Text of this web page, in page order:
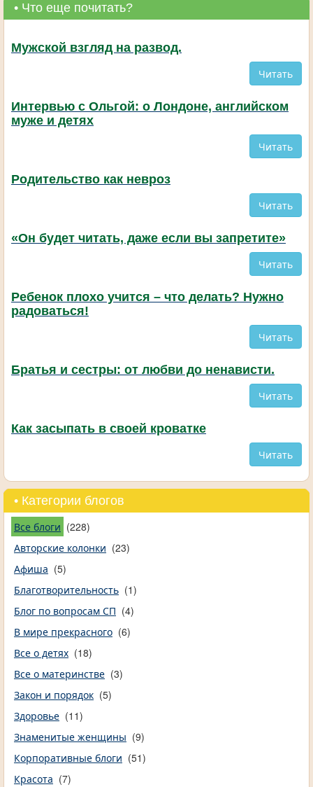
• Что еще почитать?
Мужской взгляд на развод.
Читать
Интервью с Ольгой: о Лондоне, английском
муже и детях
Читать
Родительство как невроз
Читать
«Он будет читать, даже если вы запретите»
Читать
Ребенок плохо учится – что делать? Нужно
радоваться!
Читать
Братья и сестры: от любви до ненависти.
Читать
Как засыпать в своей кроватке
Читать
• Категории блогов
Все блоги (228)
Авторские колонки (23)
Афиша (5)
Благотворительность (1)
Блог по вопросам СП (4)
В мире прекрасного (6)
Все о детях (18)
Все о материнстве (3)
Закон и порядок (5)
Здоровье (11)
Знаменитые женщины (9)
Корпоративные блоги (51)
Красота (7)